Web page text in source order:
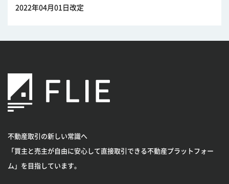
2022年04月01日改定
不動産取引の新しい常識へ
「買主と売主が自由に安心して直接取引できる不動産プラットフォー
ム」を目指しています。